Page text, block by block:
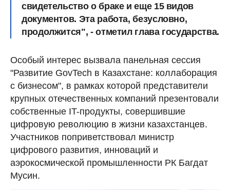
свидетельство о браке и еще 15 видов
документов. Эта работа, безусловно,
продолжится", - отметил глава государства.
Особый интерес вызвала панельная сессия
"Развитие GovTech в Казахстане: коллаборация
с бизнесом", в рамках которой представители
крупных отечественных компаний презентовали
собственные IT-продукты, совершившие
цифровую революцию в жизни казахстанцев.
Участников поприветствовал министр
цифрового развития, инноваций и
аэрокосмической промышленности РК Багдат
Мусин.